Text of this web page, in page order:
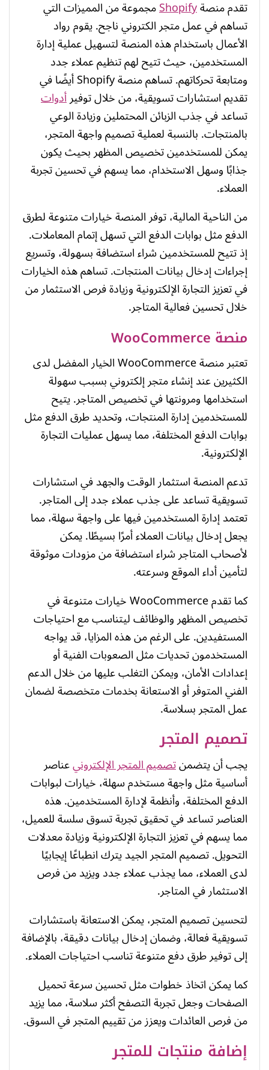
تقدم منصةShopifyمجموعة من المميزات التي
تساهم في عمل متجر الكتروني ناجح. يقوم رواد
الأعمال باستخدام هذه المنصة لتسهيل عملية إدارة
المستخدمين، حيث تتيح لهم تنظيم عملاء جدد
ومتابعة تحركاتهم. تساهم منصة Shopify أيضًا في
تقديم استشارات تسويقية، من خلال توفيرأدوات
تساعد في جذب الزبائن المحتملين وزيادة الوعي
بالمنتجات. بالنسبة لعملية تصميم واجهة المتجر،
يمكن للمستخدمين تخصيص المظهر بحيث يكون
جذابًا وسهل الاستخدام، مما يسهم في تحسين تجربة
العملاء.
من الناحية المالية، توفر المنصة خيارات متنوعة لطرق
الدفع مثل بوابات الدفع التي تسهل إتمام المعاملات.
إذ تتيح للمستخدمين شراء استضافة بسهولة، وتسريع
إجراءات إدخال بيانات المنتجات. تساهم هذه الخيارات
في تعزيز التجارة الإلكترونية وزيادة فرص الاستثمار من
خلال تحسين فعالية المتاجر.
منصة WooCommerce
تعتبر منصة WooCommerce الخيار المفضل لدى
الكثيرين عند إنشاء متجر إلكتروني بسبب سهولة
استخدامها ومرونتها في تخصيص المتاجر. يتيح
للمستخدمين إدارة المنتجات، وتحديد طرق الدفع مثل
بوابات الدفع المختلفة، مما يسهل عمليات التجارة
الإلكترونية.
تدعم المنصة استثمار الوقت والجهد في استشارات
تسويقية تساعد على جذب عملاء جدد إلى المتاجر.
تعتمد إدارة المستخدمين فيها على واجهة سهلة، مما
يجعل إدخال بيانات العملاء أمرًا بسيطًا. يمكن
لأصحاب المتاجر شراء استضافة من مزودات موثوقة
لتأمين أداء الموقع وسرعته.
كما تقدم WooCommerce خيارات متنوعة في
تخصيص المظهر والوظائف ليتناسب مع احتياجات
المستفيدين. على الرغم من هذه المزايا، قد يواجه
المستخدمون تحديات مثل الصعوبات الفنية أو
إعدادات الأمان، ويمكن التغلب عليها من خلال الدعم
الفني المتوفر أو الاستعانة بخدمات متخصصة لضمان
عمل المتجر بسلاسة.
تصميم المتجر
يجب أن يتضمنتصميم المتجر الإلكترونيعناصر
أساسية مثل واجهة مستخدم سهلة، خيارات لبوابات
الدفع المختلفة، وأنظمة لإدارة المستخدمين. هذه
العناصر تساعد في تحقيق تجربة تسوق سلسة للعميل،
مما يسهم في تعزيز التجارة الإلكترونية وزيادة معدلات
التحويل. تصميم المتجر الجيد يترك انطباعًا إيجابيًا
لدى العملاء، مما يجذب عملاء جدد ويزيد من فرص
الاستثمار في المتاجر.
لتحسين تصميم المتجر، يمكن الاستعانة باستشارات
تسويقية فعالة، وضمان إدخال بيانات دقيقة، بالإضافة
إلى توفير طرق دفع متنوعة تناسب احتياجات العملاء.
كما يمكن اتخاذ خطوات مثل تحسين سرعة تحميل
الصفحات وجعل تجربة التصفح أكثر سلاسة، مما يزيد
من فرص العائدات ويعزز من تقييم المتجر في السوق.
إضافة منتجات للمتجر